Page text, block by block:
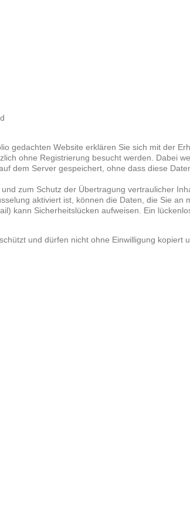
gedachten Website erklären Sie sich mit der
ohne Registrierung besucht werden. Dabei
dem Server gespeichert, ohne dass diese
zum Schutz der Übertragung vertraulicher
aktiviert ist, können die Daten, die Sie
kann Sicherheitslücken aufweisen. Ein
und dürfen nicht ohne Einwilligung kopiert